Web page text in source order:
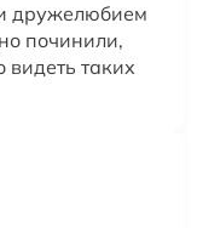
дружелюбием
починили,
видеть таких